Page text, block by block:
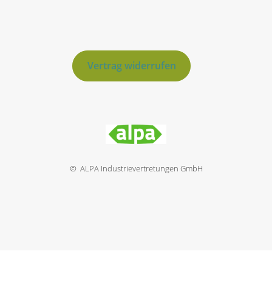
Vertrag widerrufen
© ALPA Industrievertretungen GmbH